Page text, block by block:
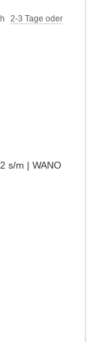
2-3 Tage oder